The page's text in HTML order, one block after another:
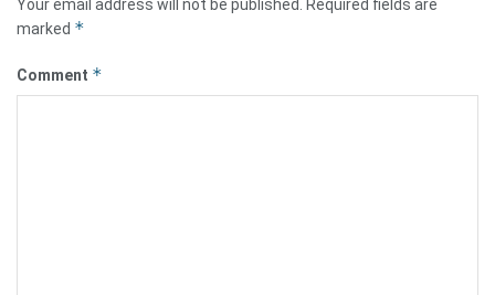
Your email address will not be published.
Required fields are
marked *
Comment *